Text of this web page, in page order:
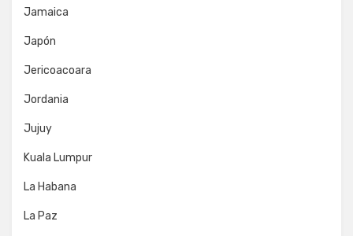
Jamaica
Japón
Jericoacoara
Jordania
Jujuy
Kuala Lumpur
La Habana
La Paz